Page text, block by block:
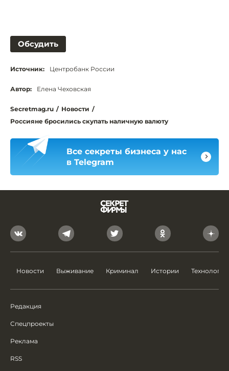
Обсудить
Источник: Центробанк России
Автор: Елена Чеховская
Secretmag.ru / Новости /
Россияне бросились скупать наличную валюту
Все секреты бизнеса у нас
в Telegram
Новости Выживание Криминал Истории Технологии
Редакция
Спецпроекты
Реклама
RSS